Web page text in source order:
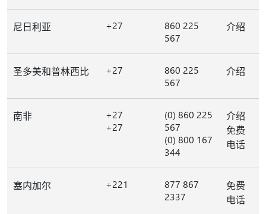
尼日利亚 +27
860 225
567
介绍
圣多美和普林西比 +27
860 225
567
介绍
南非
+27
+27
(0) 860 225
567
(0) 800 167
344
介绍
免费
电话
塞内加尔 +221
877 867
2337
免费
电话